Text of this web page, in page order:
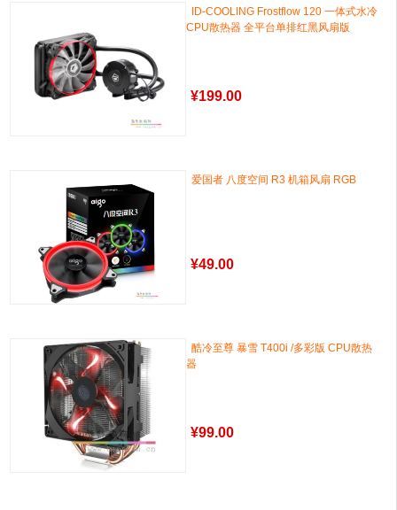
ID-COOLING Frostflow 120 一体式水冷
CPU散热器 全平台单排红黑风扇版
¥199.00
爱国者 八度空间 R3 机箱风扇 RGB
¥49.00
酷冷至尊 暴雪 T400i /多彩版 CPU散热
器
¥99.00